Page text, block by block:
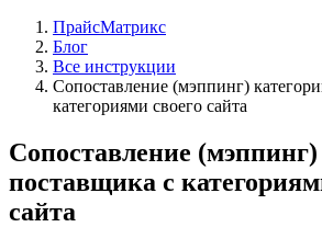
ПрайсМатрикс
Блог
Все инструкции
Сопоставление (мэппинг)
категориями своего сайта
Сопоставление (мэппинг)
поставщика с
сайта